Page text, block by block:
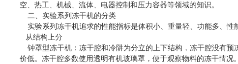
空、热工、机械、流体、电器控制和压力容器等领域的知识。
二、实验系列冻干机的分类
实验系列冻干机追求的性能指标是体积小、重量轻、功能多、性
从结构上分
钟罩型冻干机：冻干腔和冷阱为分立的上下结构，冻干腔没有预
价低。冻干腔多数使用透明有机玻璃罩，便于观察物料的冻干情况。